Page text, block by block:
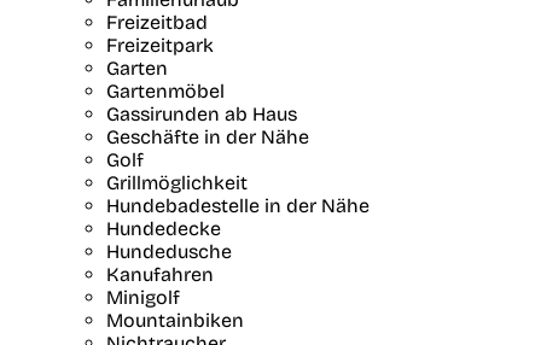
Freizeitbad
Freizeitpark
Garten
Gartenmöbel
Gassirunden ab Haus
Geschäfte in der Nähe
Golf
Grillmöglichkeit
Hundebadestelle in der Nähe
Hundedecke
Hundedusche
Kanufahren
Minigolf
Mountainbiken